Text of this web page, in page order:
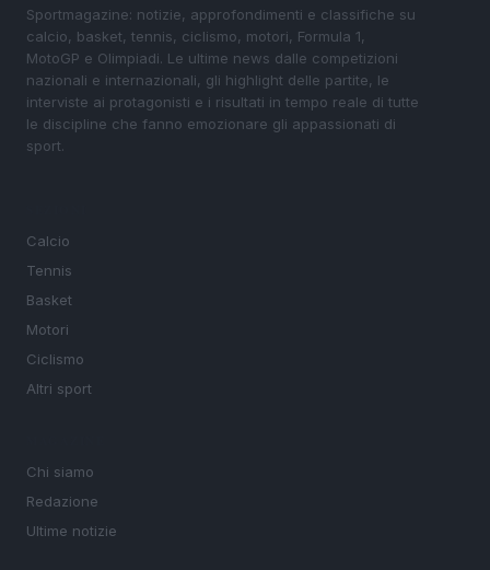
Sportmagazine: notizie, approfondimenti e classifiche su
calcio, basket, tennis, ciclismo, motori, Formula 1,
MotoGP e Olimpiadi. Le ultime news dalle competizioni
nazionali e internazionali, gli highlight delle partite, le
interviste ai protagonisti e i risultati in tempo reale di tutte
le discipline che fanno emozionare gli appassionati di
sport.
Calcio
Tennis
Basket
Motori
Ciclismo
Altri sport
Chi siamo
Redazione
Ultime notizie